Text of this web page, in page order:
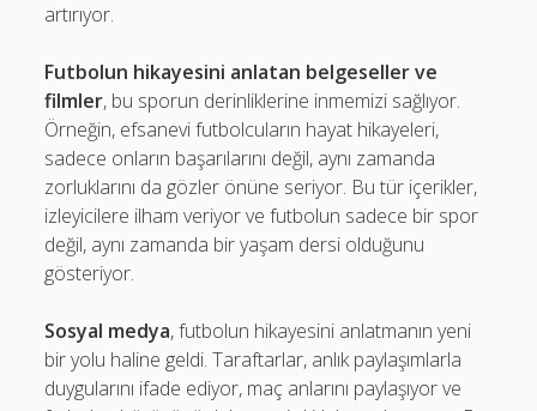
artırıyor.
Futbolun hikayesini anlatan belgeseller ve
filmler, bu sporun derinliklerine inmemizi sağlıyor.
Örneğin, efsanevi futbolcuların hayat hikayeleri,
sadece onların başarılarını değil, aynı zamanda
zorluklarını da gözler önüne seriyor. Bu tür içerikler,
izleyicilere ilham veriyor ve futbolun sadece bir spor
değil, aynı zamanda bir yaşam dersi olduğunu
gösteriyor.
Sosyal medya, futbolun hikayesini anlatmanın yeni
bir yolu haline geldi. Taraftarlar, anlık paylaşımlarla
duygularını ifade ediyor, maç anlarını paylaşıyor ve